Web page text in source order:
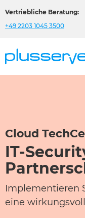
Vertriebliche Beratung:
+49 2203 1045 3500
Cloud
IT-
Implementieren
eine